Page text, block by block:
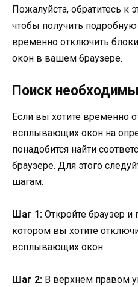
Пожалуйста, обратитесь к
чтобы получить
временно отключить
окон в вашем браузере.
Поиск
Если вы хотите временно
всплывающих окон на
понадобится найти
браузере. Для этого
шагам:
Шаг 1: Откройте браузер и
котором вы хотите
всплывающих окон.
Шаг 2: В верхнем правом